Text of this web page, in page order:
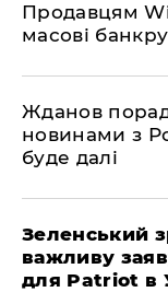
Продавцям
масові
Жданов
новинами з
буде далі
Зеленський
важливу
для Patriot в